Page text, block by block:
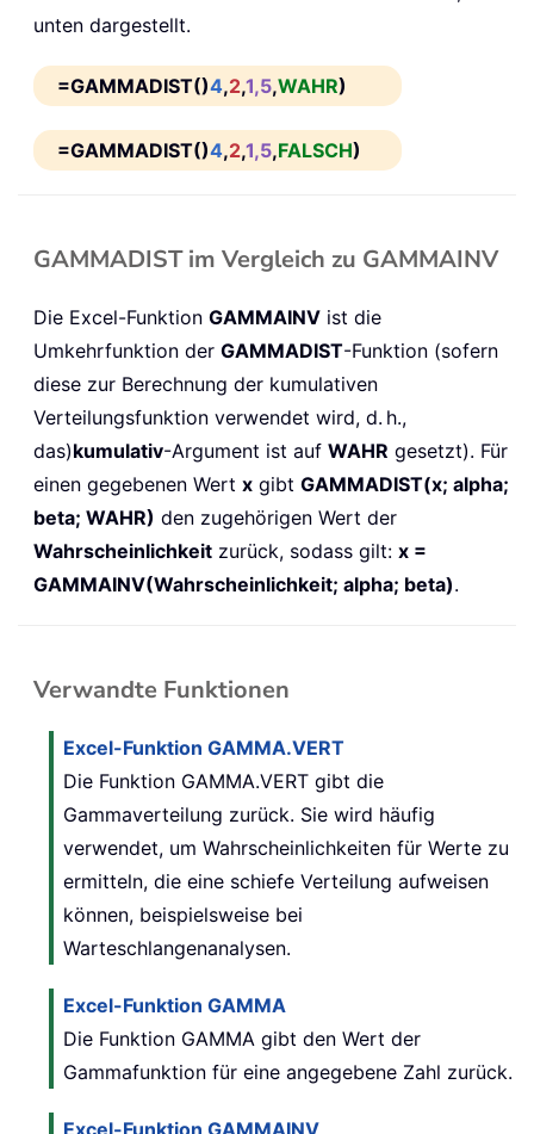
unten dargestellt.
=GAMMADIST()4,2,1,5,WAHR)
=GAMMADIST()4,2,1,5,FALSCH)
GAMMADIST im Vergleich zu GAMMAINV
Die Excel-Funktion GAMMAINV ist die
Umkehrfunktion der GAMMADIST-Funktion (sofern
diese zur Berechnung der kumulativen
Verteilungsfunktion verwendet wird, d. h.,
das)kumulativ-Argument ist auf WAHR gesetzt). Für
einen gegebenen Wert x gibt GAMMADIST(x; alpha;
beta; WAHR) den zugehörigen Wert der
Wahrscheinlichkeit zurück, sodass gilt: x =
GAMMAINV(Wahrscheinlichkeit; alpha; beta).
Verwandte Funktionen
Excel-Funktion GAMMA.VERT
Die Funktion GAMMA.VERT gibt die
Gammaverteilung zurück. Sie wird häufig
verwendet, um Wahrscheinlichkeiten für Werte zu
ermitteln, die eine schiefe Verteilung aufweisen
können, beispielsweise bei
Warteschlangenanalysen.
Excel-Funktion GAMMA
Die Funktion GAMMA gibt den Wert der
Gammafunktion für eine angegebene Zahl zurück.